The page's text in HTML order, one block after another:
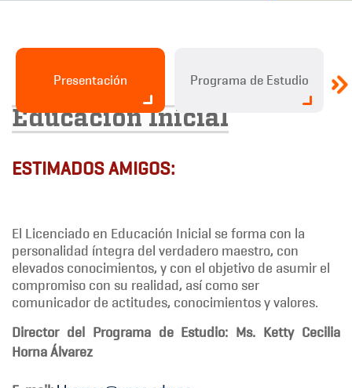
Educación Inicial
Presentación Programa de Estudio
ESTIMADOS AMIGOS:
El Licenciado en Educación Inicial se forma con la
personalidad íntegra del verdadero maestro, con
elevados conocimientos, y con el objetivo de asumir el
compromiso con su realidad, así como ser
comunicador de actitudes, conocimientos y valores.
Director del Programa de Estudio: Ms. Ketty Cecilia
Horna Álvarez